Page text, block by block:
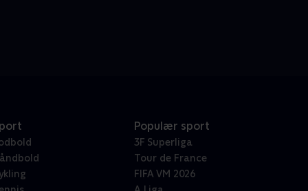
Populær sport
3F Superliga
Tour de France
FIFA VM 2026